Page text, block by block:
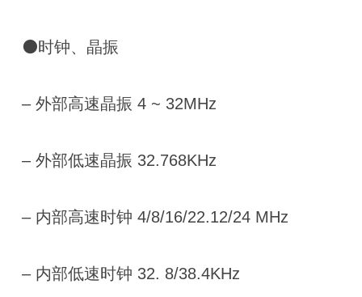
⚫时钟、晶振
– 外部高速晶振 4 ~ 32MHz
– 外部低速晶振 32.768KHz
– 内部高速时钟 4/8/16/22.12/24 MHz
– 内部低速时钟 32. 8/38.4KHz